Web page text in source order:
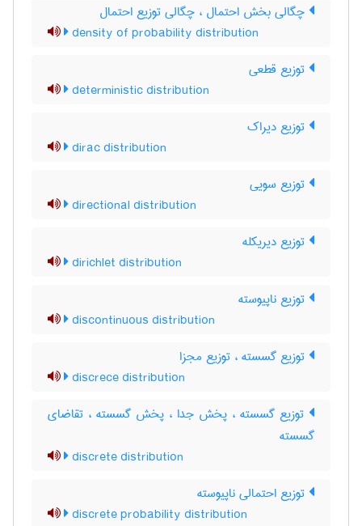
چگالی بخش احتمال ، چگالی توزیع احتمال
density of probability distribution
توزیع قطعی
deterministic distribution
توزیع دیراک
dirac distribution
توزیع سویی
directional distribution
توزیع دیریکله
dirichlet distribution
توزیع ناپیوسته
discontinuous distribution
توزیع گسسته ، توزیع مجزا
discrece distribution
توزیع گسسته ، پخش جدا ، پخش گسسته ، تقاضای
گسسته
discrete distribution
توزیع احتمالی ناپیوسته
discrete probability distribution